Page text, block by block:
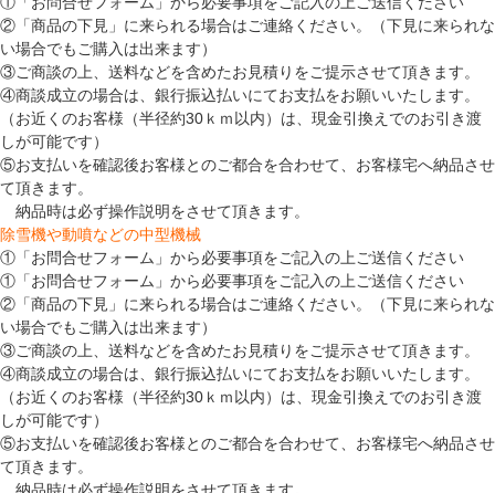
②「商品の下見」に来られる場合はご連絡ください。（下見に来られな
い場合でもご購入は出来ます）
③ご商談の上、送料などを含めたお見積りをご提示させて頂きます。
④商談成立の場合は、銀行振込払いにてお支払をお願いいたします。
（お近くのお客様（半径約30ｋｍ以内）は、現金引換えでのお引き渡
しが可能です）
⑤お支払いを確認後お客様とのご都合を合わせて、お客様宅へ納品させ
て頂きます。
納品時は必ず操作説明をさせて頂きます。
除雪機や動噴などの中型機械
①「お問合せフォーム」から必要事項をご記入の上ご送信ください
①「お問合せフォーム」から必要事項をご記入の上ご送信ください
②「商品の下見」に来られる場合はご連絡ください。（下見に来られな
い場合でもご購入は出来ます）
③ご商談の上、送料などを含めたお見積りをご提示させて頂きます。
④商談成立の場合は、銀行振込払いにてお支払をお願いいたします。
（お近くのお客様（半径約30ｋｍ以内）は、現金引換えでのお引き渡
しが可能です）
⑤お支払いを確認後お客様とのご都合を合わせて、お客様宅へ納品させ
て頂きます。